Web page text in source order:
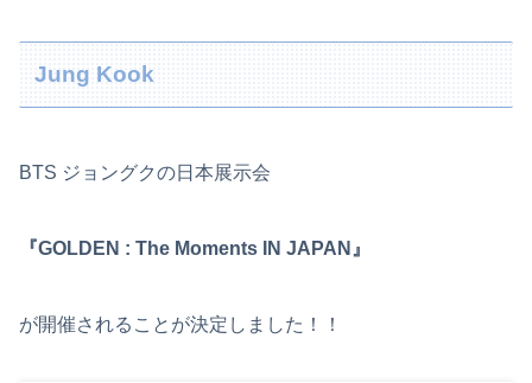
Jung Kook
BTS ジョングクの日本展示会
『GOLDEN : The Moments IN JAPAN』
が開催されることが決定しました！！